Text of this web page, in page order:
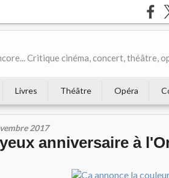
Critique cinéma, concert, théâtre,
Livres Théâtre Opéra
2017
anniversaire à